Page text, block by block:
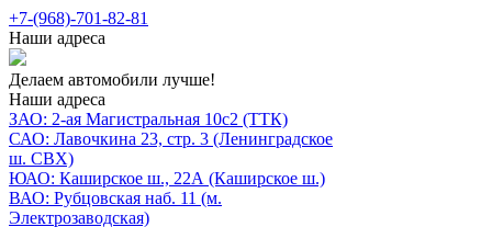
+7-(968)-701-82-81
Наши адреса
Делаем автомобили лучше!
Наши адреса
ЗАО: 2-ая Магистральная 10с2 (ТТК)
САО: Лавочкина 23, стр. 3 (Ленинградское
ш. СВХ)
ЮАО: Каширское ш., 22А (Каширское ш.)
ВАО: Рубцовская наб. 11 (м.
Электрозаводская)